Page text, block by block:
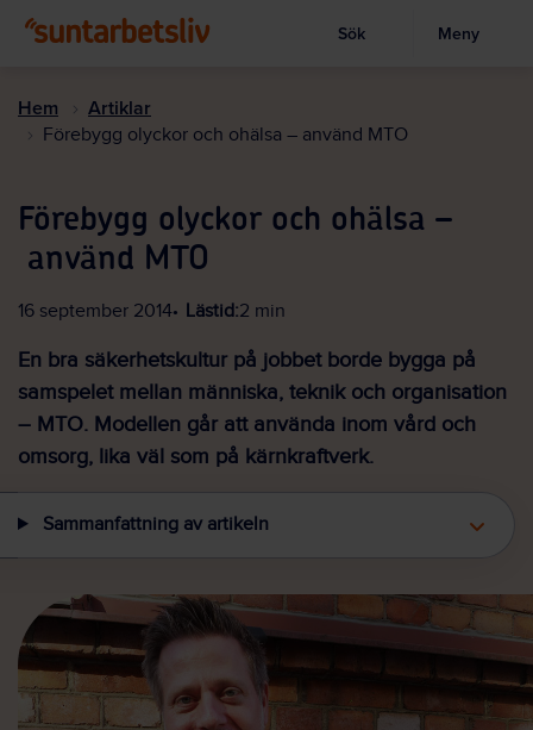
huvudinnehållet
Visa sökruta
Sök Meny
Hem Artiklar
Förebygg olyckor och ohälsa – använd MTO
Förebygg olyckor och ohälsa –
använd MTO
16 september 2014 Lästid:2 min
En bra säkerhetskultur på jobbet borde bygga på
samspelet mellan människa, teknik och organisation
– MTO. Modellen går att använda inom vård och
omsorg, lika väl som på kärnkraftverk.
Sammanfattning av artikeln